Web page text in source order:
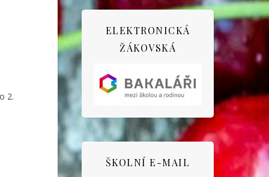
2.
ELEKTRONICKÁ
ŽÁKOVSKÁ
ŠKOLNÍ E-MAIL